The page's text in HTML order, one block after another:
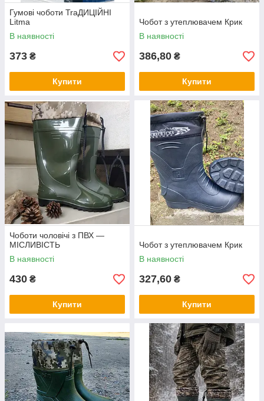
Гумові чоботи TraДИЦІЙНІ
Litma
В наявності
373 ₴
Купити
Чобот з утеплювачем Крик
В наявності
386,80 ₴
Купити
Чоботи чоловічі з ПВХ —
МІСЛИВІСТЬ
В наявності
430 ₴
Купити
Чобот з утеплювачем Крик
В наявності
327,60 ₴
Купити